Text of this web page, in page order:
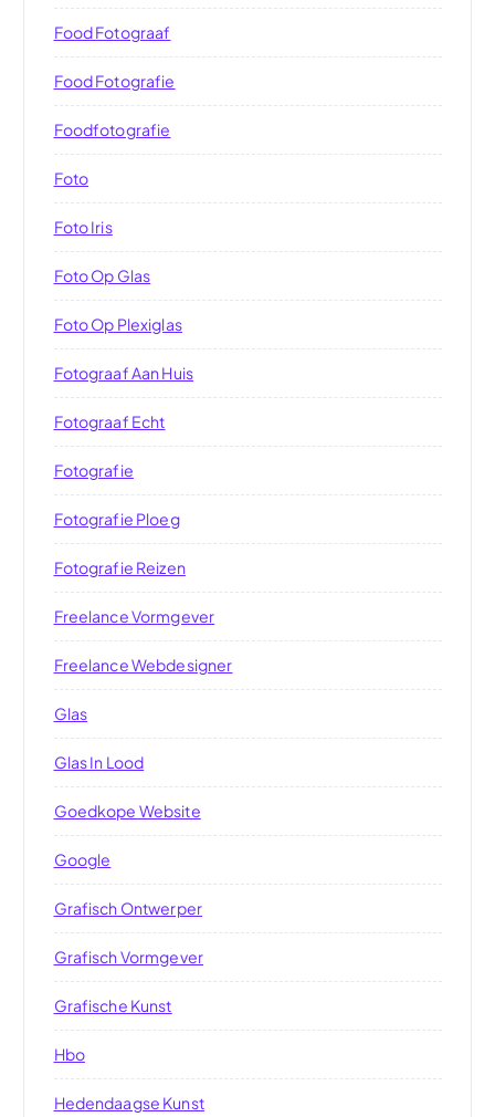
Food Fotograaf
Food Fotografie
Foodfotografie
Foto
Foto Iris
Foto Op Glas
Foto Op Plexiglas
Fotograaf Aan Huis
Fotograaf Echt
Fotografie
Fotografie Ploeg
Fotografie Reizen
Freelance Vormgever
Freelance Webdesigner
Glas
Glas In Lood
Goedkope Website
Google
Grafisch Ontwerper
Grafisch Vormgever
Grafische Kunst
Hbo
Hedendaagse Kunst